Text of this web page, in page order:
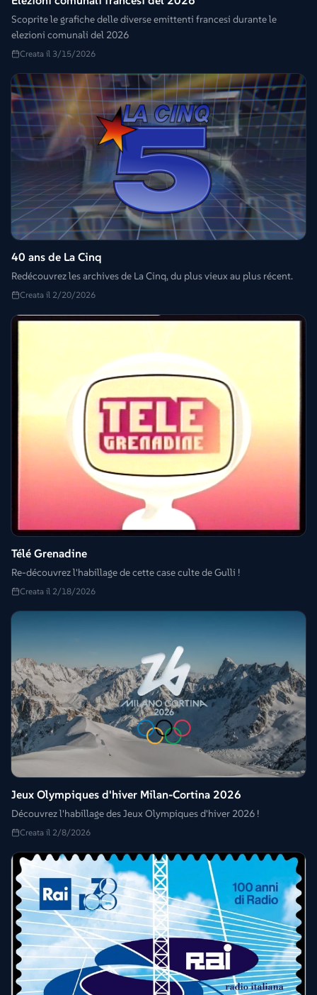
Scoprite le grafiche delle diverse emittenti francesi durante le
elezioni comunali del 2026
Creata il 3/15/2026
40 ans de La Cinq
Redécouvrez les archives de La Cinq, du plus vieux au plus récent.
Creata il 2/20/2026
Télé Grenadine
Re-découvrez l'habillage de cette case culte de Gulli !
Creata il 2/18/2026
Jeux Olympiques d'hiver Milan-Cortina 2026
Découvrez l'habillage des Jeux Olympiques d'hiver 2026 !
Creata il 2/8/2026